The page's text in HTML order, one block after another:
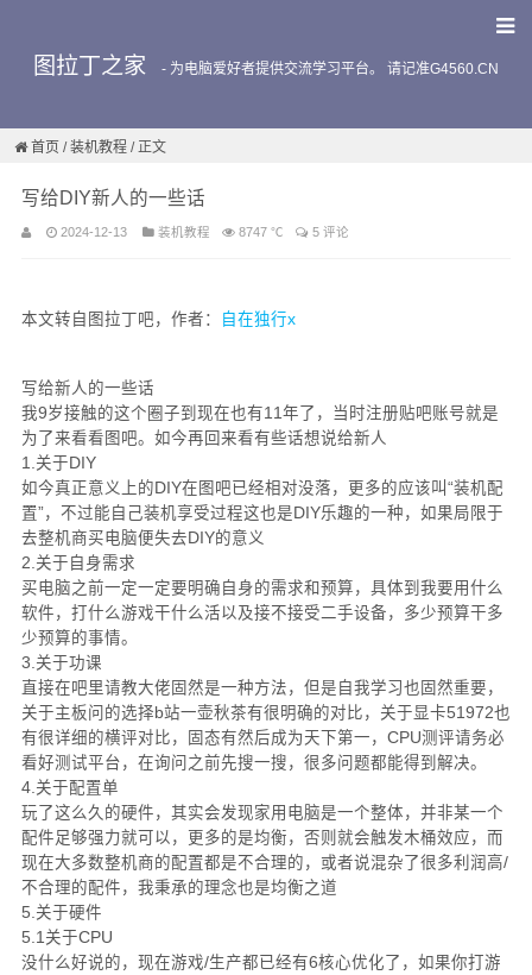
图拉丁之家 - 为电脑爱好者提供交流学习平台。 请记准G4560.CN
首页 /装机教程 / 正文
写给DIY新人的一些话
2024-12-13 装机教程 8747 ℃ 5 评论
本文转自图拉丁吧，作者： 自在独行x
写给新人的一些话
我9岁接触的这个圈子到现在也有11年了，当时注册贴吧账号就是
为了来看看图吧。如今再回来看有些话想说给新人
1.关于DIY
如今真正意义上的DIY在图吧已经相对没落，更多的应该叫“装机配
置”，不过能自己装机享受过程这也是DIY乐趣的一种，如果局限于
去整机商买电脑便失去DIY的意义
2.关于自身需求
买电脑之前一定一定要明确自身的需求和预算，具体到我要用什么
软件，打什么游戏干什么活以及接不接受二手设备，多少预算干多
少预算的事情。
3.关于功课
直接在吧里请教大佬固然是一种方法，但是自我学习也固然重要，
关于主板问的选择b站一壶秋茶有很明确的对比，关于显卡51972也
有很详细的横评对比，固态有然后成为天下第一，CPU测评请务必
看好测试平台，在询问之前先搜一搜，很多问题都能得到解决。
4.关于配置单
玩了这么久的硬件，其实会发现家用电脑是一个整体，并非某一个
配件足够强力就可以，更多的是均衡，否则就会触发木桶效应，而
现在大多数整机商的配置都是不合理的，或者说混杂了很多利润高/
不合理的配件，我秉承的理念也是均衡之道
5.关于硬件
5.1关于CPU
没什么好说的，现在游戏/生产都已经有6核心优化了，如果你打游